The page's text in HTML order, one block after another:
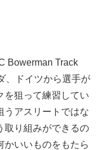
Bowerman Track
、ドイツから選手が
を狙って練習してい
うアスリートではな
取り組みができるの
かいいものをもたら